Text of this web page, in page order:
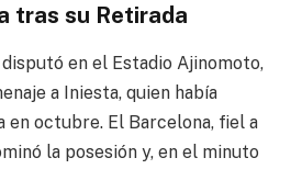
tras su Retirada
en el Estadio Ajinomoto,
a Iniesta, quien había
en octubre. El Barcelona, fiel a
la posesión y, en el minuto